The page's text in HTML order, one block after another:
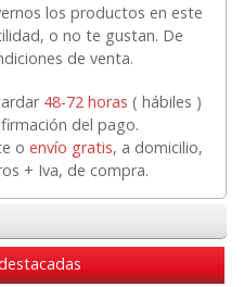
los productos en este
o no te gustan. De
de venta.
48-72 horas ( hábiles )
del pago.
oenvío gratis, a domicilio,
+ Iva, de compra.